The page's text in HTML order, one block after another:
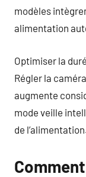
modèles
alimentation
Optimiser la
Régler la
augmente
mode veille
de